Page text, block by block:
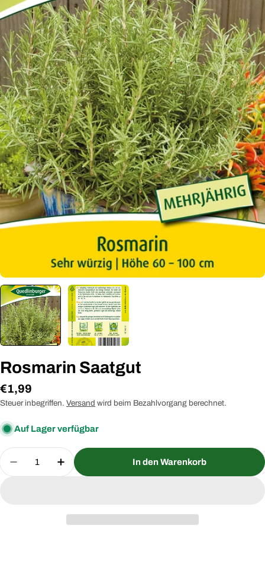
Sie das Medium 0 im Modalformat
Rosmarin Saatgut
Regulärer
Preis
€1,99
Steuer inbegriffen. Versand wird beim Bezahlvorgang berechnet.
Auf Lager verfügbar
Menge
Menge für Rosmarin Saatgut verringern
Menge für Rosmarin Saatgut erhöhen
In den Warenkorb